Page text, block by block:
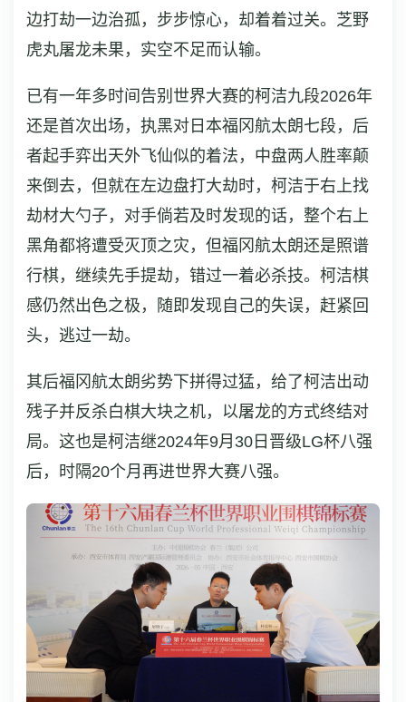
边打劫一边治孤，步步惊心，却着着过关。芝野
虎丸屠龙未果，实空不足而认输。
已有一年多时间告别世界大赛的柯洁九段2026年
还是首次出场，执黑对日本福冈航太朗七段，后
者起手弈出天外飞仙似的着法，中盘两人胜率颠
来倒去，但就在左边盘打大劫时，柯洁于右上找
劫材大勺子，对手倘若及时发现的话，整个右上
黑角都将遭受灭顶之灾，但福冈航太朗还是照谱
行棋，继续先手提劫，错过一着必杀技。柯洁棋
感仍然出色之极，随即发现自己的失误，赶紧回
头，逃过一劫。
其后福冈航太朗劣势下拼得过猛，给了柯洁出动
残子并反杀白棋大块之机，以屠龙的方式终结对
局。这也是柯洁继2024年9月30日晋级LG杯八强
后，时隔20个月再进世界大赛八强。